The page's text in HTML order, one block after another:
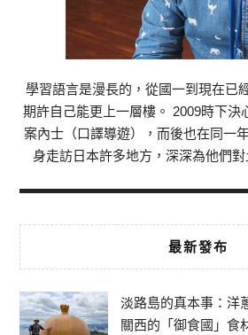
學習語言是漫長的，從國一到現在已
期許自己能更上一層樓。 2009時下決
案內士（口譯導遊），而後也在同一
身走訪日本許多地方，深深為他們對
最新發布
淡路島的真本事：洋
關西的「御食國」食